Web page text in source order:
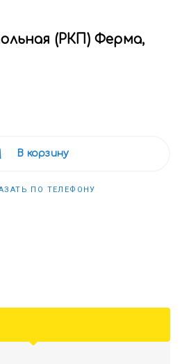
(РКП) Ферма,
В корзину
ПО ТЕЛЕФОНУ